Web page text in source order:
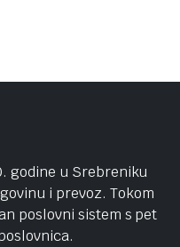
godine u Srebreniku
i prevoz. Tokom
poslovni sistem s pet